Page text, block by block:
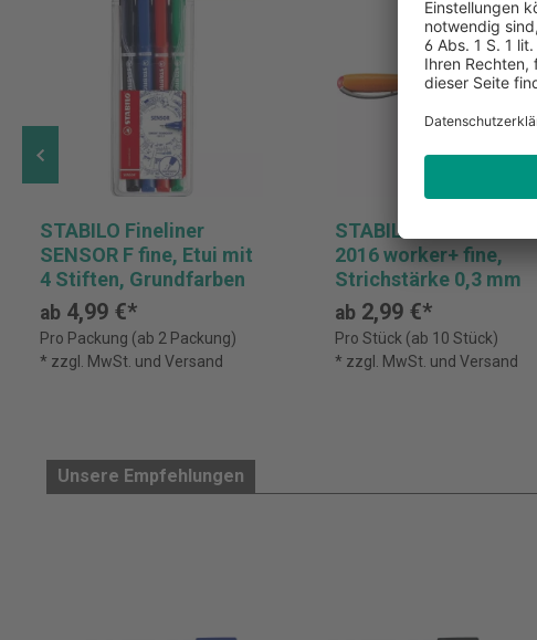
STABILO Fineliner
SENSOR F fine, Etui mit
4 Stiften, Grundfarben
ab4,99 €*
Pro Packung (ab 2 Packung)
* zzgl. MwSt. und Versand
STABILO Tintenroller
2016 worker+ fine,
Strichstärke 0,3 mm
ab2,99 €*
Pro Stück (ab 10 Stück)
* zzgl. MwSt. und Versand
Unsere Empfehlungen